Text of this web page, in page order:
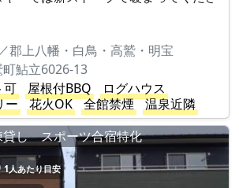
郡上八幡・白鳥・高鷲・明宝
鮎立6026-13
可 屋根付BBQ
ログハウス
ー
花火OK 全館禁煙
温泉近隣
貸し スポーツ合宿特化
1人あたり目安